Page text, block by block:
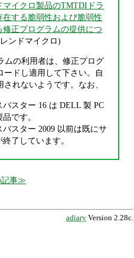
マイクロ製品のTMTDIドラ
在する脆弱性および脆弱性
修正プログラムの提供につ
ンドマイクロ)
ムの利用者は、修正プログ
ードし適用して下さい。自
れないようです。なお、
バスター 16 は DELL 製 PC
です。
バスター 2009 以前は既にサ
了しています。
事
adiary Version 2.28c.